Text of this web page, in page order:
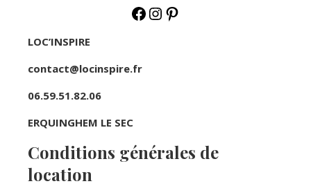
LOC’INSPIRE
contact@locinspire.fr
06.59.51.82.06
ERQUINGHEM LE SEC
Conditions générales de
location